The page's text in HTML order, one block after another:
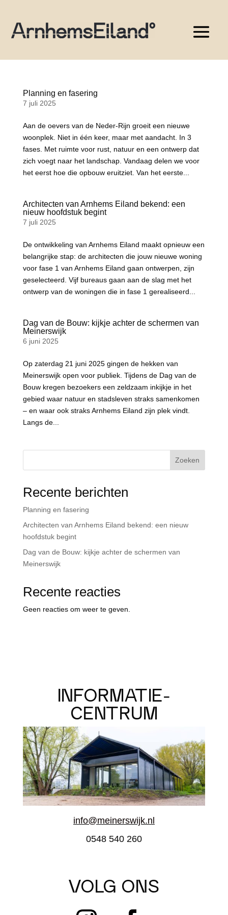
Planning en fasering
7 juli 2025
Aan de oevers van de Neder-Rijn groeit een nieuwe
woonplek. Niet in één keer, maar met aandacht. In 3
fases. Met ruimte voor rust, natuur en een ontwerp dat
zich voegt naar het landschap. Vandaag delen we voor
het eerst hoe die opbouw eruitziet. Van het eerste...
Architecten van Arnhems Eiland bekend: een
nieuw hoofdstuk begint
7 juli 2025
De ontwikkeling van Arnhems Eiland maakt opnieuw een
belangrijke stap: de architecten die jouw nieuwe woning
voor fase 1 van Arnhems Eiland gaan ontwerpen, zijn
geselecteerd. Vijf bureaus gaan aan de slag met het
ontwerp van de woningen die in fase 1 gerealiseerd...
Dag van de Bouw: kijkje achter de schermen van
Meinerswijk
6 juni 2025
Op zaterdag 21 juni 2025 gingen de hekken van
Meinerswijk open voor publiek. Tijdens de Dag van de
Bouw kregen bezoekers een zeldzaam inkijkje in het
gebied waar natuur en stadsleven straks samenkomen
– en waar ook straks Arnhems Eiland zijn plek vindt.
Langs de...
Zoeken
Recente berichten
Planning en fasering
Architecten van Arnhems Eiland bekend: een nieuw
hoofdstuk begint
Dag van de Bouw: kijkje achter de schermen van
Meinerswijk
Recente reacties
Geen reacties om weer te geven.
INFORMATIE-
CENTRUM
info@meinerswijk.nl
0548 540 260
VOLG ONS